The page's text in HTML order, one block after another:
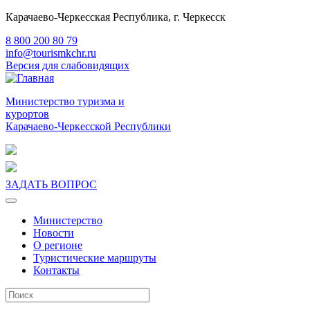
Карачаево-Черкесская Республика, г. Черкесск
8 800 200 80 79
info@tourismkchr.ru
Версия для слабовидящих
Министерство туризма и
курортов
Карачаево-Черкесской Республики
ЗАДАТЬ ВОПРОС
Министерство
Новости
О регионе
Туристические маршруты
Контакты